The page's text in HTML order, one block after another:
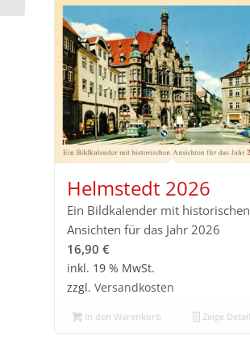
Helmstedt 2026
Ein Bildkalender mit historischen
Ansichten für das Jahr 2026
16,90 €
inkl. 19 % MwSt.
zzgl. Versandkosten
In den Warenkorb Zeige